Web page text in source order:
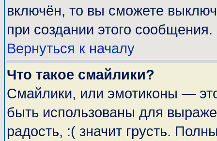
включён, то вы сможете
при создании этого сообщения.
Вернуться к началу
Что такое смайлики?
Смайлики, или эмотиконы —
быть использованы для
радость, :( значит грусть.